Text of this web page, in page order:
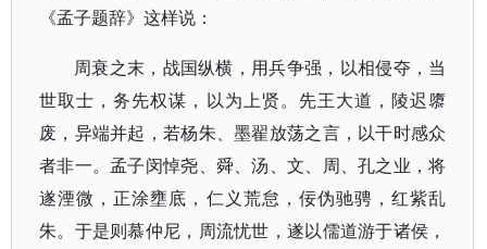
《孟子题辞》这样说：
周衰之末，战国纵横，用兵争强，以相侵夺，当
世取士，务先权谋，以为上贤。先王大道，陵迟隳
废，异端并起，若杨朱、墨翟放荡之言，以干时感众
者非一。孟子闵悼尧、舜、汤、文、周、孔之业，将
遂湮微，正涂壅底，仁义荒怠，佞伪驰骋，红紫乱
朱。于是则慕仲尼，周流忧世，遂以儒道游于诸侯，